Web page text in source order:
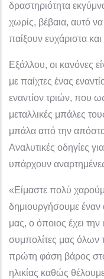
δραστηριότητα
χωρίς, βέβαια, αυτό
παίξουν ευχάριστα και
Εξάλλου, οι κανόνες
με παίχτες ένας
εναντίον τριών, που
μεταλλικές μπάλες
μπάλα από την
Αναλυτικές οδηγίες
υπάρχουν
«Είμαστε πολύ
δημιουργήσουμε
μας, ο όποιος έχει την
συμπολίτες μας όλων
πρώτη φάση βάρος
ηλικίας καθώς